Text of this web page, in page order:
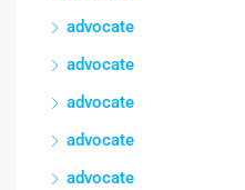
advocate
advocate
advocate
advocate
advocate